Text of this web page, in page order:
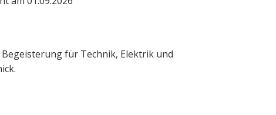
für Technik, Elektrik und